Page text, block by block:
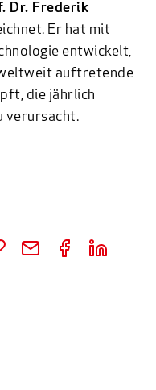
Dr. Frederik
Er hat mit
entwickelt,
auftretende
die jährlich
verursacht.